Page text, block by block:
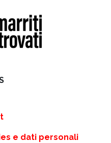
e dati personali